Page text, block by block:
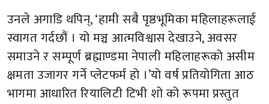
उनले अगाडि थपिन्, ‘हामी सबै पृष्ठभूमिका महिलाहरूलाई
स्वागत गर्दछौं । यो मञ्च आत्मविश्वास देखाउने, अवसर
समाउने र सम्पूर्ण ब्रह्माण्डमा नेपाली महिलाहरूको असीम
क्षमता उजागर गर्ने प्लेटफर्म हो ।’यो वर्ष प्रतियोगिता आठ
भागमा आधारित रियालिटी टिभी शो को रूपमा प्रस्तुत